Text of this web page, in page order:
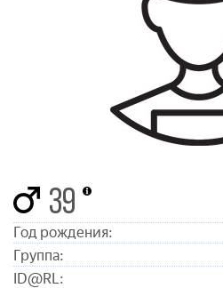
39
Год рождения:
Группа:
ID@RL: